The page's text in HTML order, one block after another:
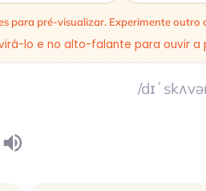
para pré-visualizar. Experimente outro
lo e no alto-falante para ouvir a
/